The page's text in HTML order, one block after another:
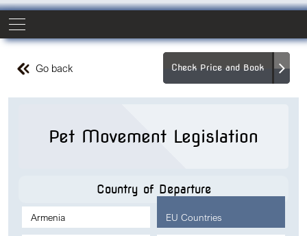
Go back Check Price and Book
Pet Movement Legislation
Country of Departure
Armenia EU Countries